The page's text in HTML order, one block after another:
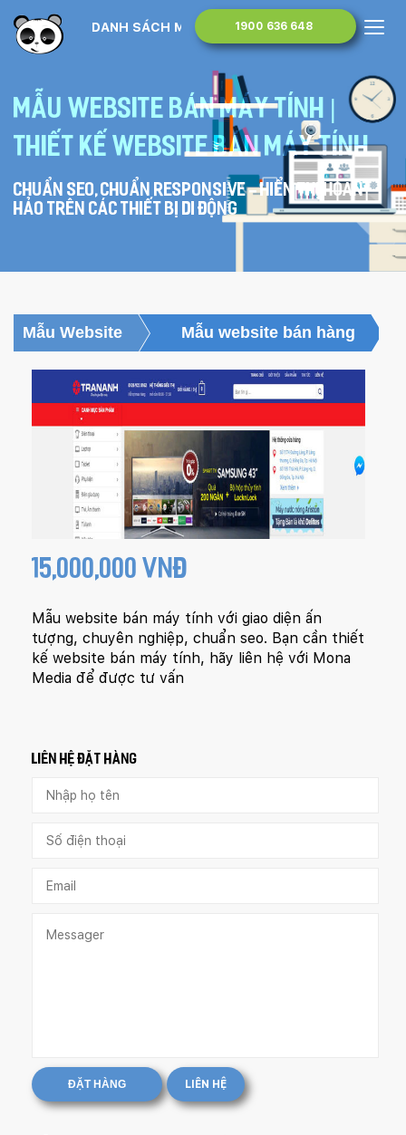
1900 636 648
DANH SÁCH MẪU WEBSITE
Mẫu website bán máy tính |
Thiết kế website bán máy tính
Chuẩn SEO, chuẩn Responsive - hiển thị hoàn
hảo trên các thiết bị di động
Mẫu Website Mẫu website bán hàng
LIÊN HỆ ĐẶT HÀNG
ĐẶT HÀNG LIÊN HỆ
15,000,000 VNĐ
Mẫu website bán máy tính với giao diện ấn
tượng, chuyên nghiệp, chuẩn seo. Bạn cần thiết
kế website bán máy tính, hãy liên hệ với Mona
Media để được tư vấn